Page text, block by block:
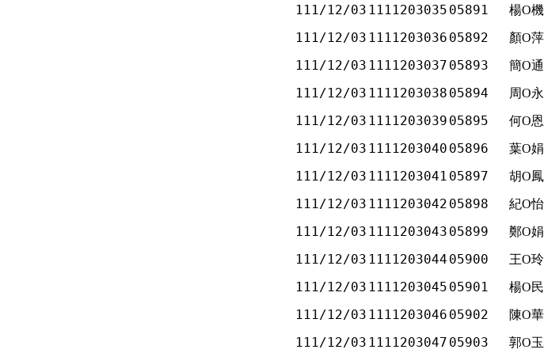
111/12/03 1111203035 05891 楊O機
111/12/03 1111203036 05892 顏O萍
111/12/03 1111203037 05893 簡O通
111/12/03 1111203038 05894 周O永
111/12/03 1111203039 05895 何O恩
111/12/03 1111203040 05896 葉O娟
111/12/03 1111203041 05897 胡O鳳
111/12/03 1111203042 05898 紀O怡
111/12/03 1111203043 05899 鄭O娟
111/12/03 1111203044 05900 王O玲
111/12/03 1111203045 05901 楊O民
111/12/03 1111203046 05902 陳O華
111/12/03 1111203047 05903 郭O玉